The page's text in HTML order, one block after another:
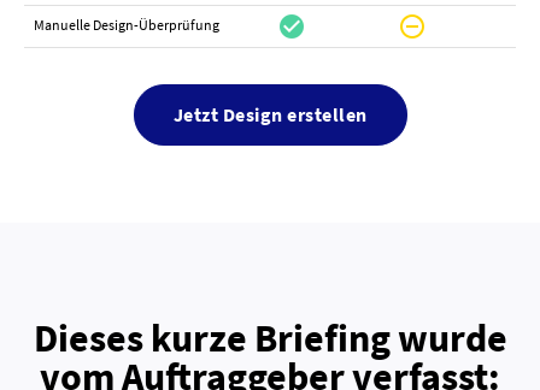
Manuelle Design-Überprüfung check_circle do_not_disturb_on
Jetzt Design erstellen
Dieses kurze Briefing wurde
vom Auftraggeber verfasst: